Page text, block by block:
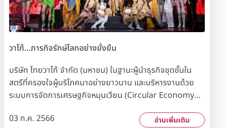
วาโก้…ภารกิจรักษ์โลกอย่างยั่งยืน
บริษัท ไทยวาโก้ จำกัด (มหาชน) ในฐานะผู้นำธุรกิจชุดชั้นใน
สตรีที่ครองใจผู้บริโภคมาอย่างยาวนาน และบริหารงานด้วย
ระบบการจัดการเศรษฐกิจหมุนเวียน (Circular Economy
นวัตกรรมผลิตภัณฑ์ ภายใต้แนวคิด WACOAL LOVE EARTH
03 ก.ค. 2566 อ่านเพิ่มเติม